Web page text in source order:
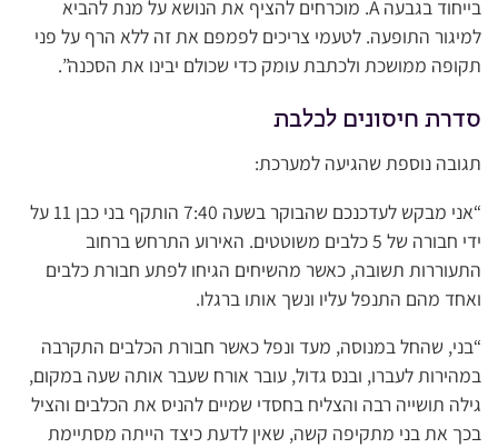
בייחוד בגבעה A. מוכרחים להציף את הנושא על מנת להביא
למיגור התופעה. לטעמי צריכים לפמפם את זה ללא הרף על פני
תקופה ממושכת ולכתבת עומק כדי שכולם יבינו את הסכנה”.
סדרת חיסונים לכלבת
תגובה נוספת שהגיעה למערכת:
“אני מבקש לעדכנכם שהבוקר בשעה 7:40 הותקף בני כבן 11 על
ידי חבורה של 5 כלבים משוטטים. האירוע התרחש ברחוב
התעוררות תשובה, כאשר מהשיחים הגיחו לפתע חבורת כלבים
ואחד מהם התנפל עליו ונשך אותו ברגלו.
“בני, שהחל במנוסה, מעד ונפל כאשר חבורת הכלבים התקרבה
במהירות לעברו, ובנס גדול, עובר אורח שעבר אותה שעה במקום,
גילה תושייה רבה והצליח בחסדי שמיים להניס את הכלבים והציל
בכך את בני מתקיפה קשה, שאין לדעת כיצד הייתה מסתיימת